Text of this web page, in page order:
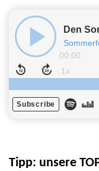
Tipp: unsere